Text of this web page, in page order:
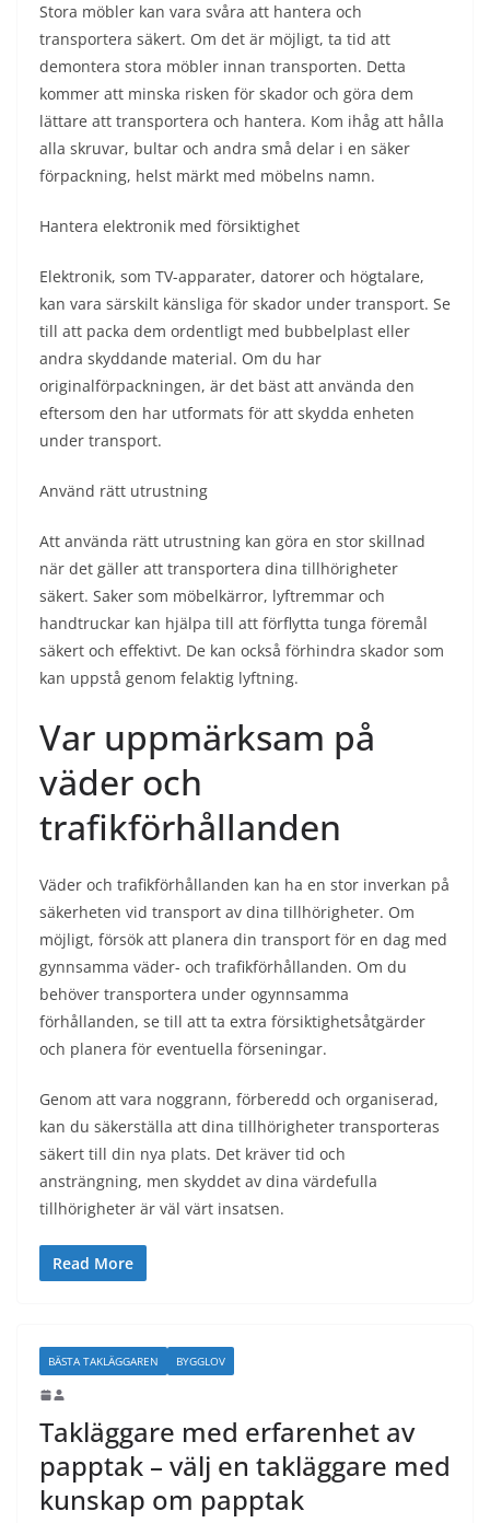
Stora möbler kan vara svåra att hantera och
transportera säkert. Om det är möjligt, ta tid att
demontera stora möbler innan transporten. Detta
kommer att minska risken för skador och göra dem
lättare att transportera och hantera. Kom ihåg att hålla
alla skruvar, bultar och andra små delar i en säker
förpackning, helst märkt med möbelns namn.
Hantera elektronik med försiktighet
Elektronik, som TV-apparater, datorer och högtalare,
kan vara särskilt känsliga för skador under transport. Se
till att packa dem ordentligt med bubbelplast eller
andra skyddande material. Om du har
originalförpackningen, är det bäst att använda den
eftersom den har utformats för att skydda enheten
under transport.
Använd rätt utrustning
Att använda rätt utrustning kan göra en stor skillnad
när det gäller att transportera dina tillhörigheter
säkert. Saker som möbelkärror, lyftremmar och
handtruckar kan hjälpa till att förflytta tunga föremål
säkert och effektivt. De kan också förhindra skador som
kan uppstå genom felaktig lyftning.
Var uppmärksam på
väder och
trafikförhållanden
Väder och trafikförhållanden kan ha en stor inverkan på
säkerheten vid transport av dina tillhörigheter. Om
möjligt, försök att planera din transport för en dag med
gynnsamma väder- och trafikförhållanden. Om du
behöver transportera under ogynnsamma
förhållanden, se till att ta extra försiktighetsåtgärder
och planera för eventuella förseningar.
Genom att vara noggrann, förberedd och organiserad,
kan du säkerställa att dina tillhörigheter transporteras
säkert till din nya plats. Det kräver tid och
ansträngning, men skyddet av dina värdefulla
tillhörigheter är väl värt insatsen.
Read More
BÄSTA TAKLÄGGAREN BYGGLOV
Takläggare med erfarenhet av
papptak – välj en takläggare med
kunskap om papptak